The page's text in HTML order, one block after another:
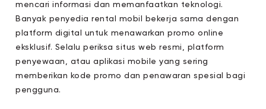
mencari informasi dan memanfaatkan teknologi.
Banyak penyedia rental mobil bekerja sama dengan
platform digital untuk menawarkan promo online
eksklusif. Selalu periksa situs web resmi, platform
penyewaan, atau aplikasi mobile yang sering
memberikan kode promo dan penawaran spesial bagi
pengguna.